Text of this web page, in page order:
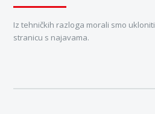
Iz tehničkih razloga morali smo ukloniti
stranicu s najavama.